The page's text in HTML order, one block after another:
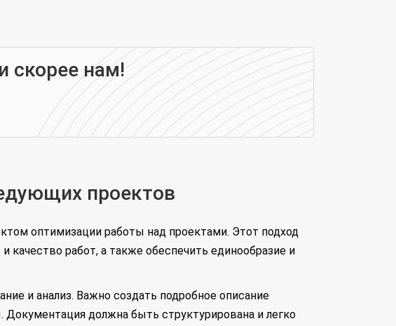
скорее нам!
проектов
оптимизации работы над проектами. Этот подход
качество работ, а также обеспечить единообразие и
и анализ. Важно создать подробное описание
должна быть структурирована и легко